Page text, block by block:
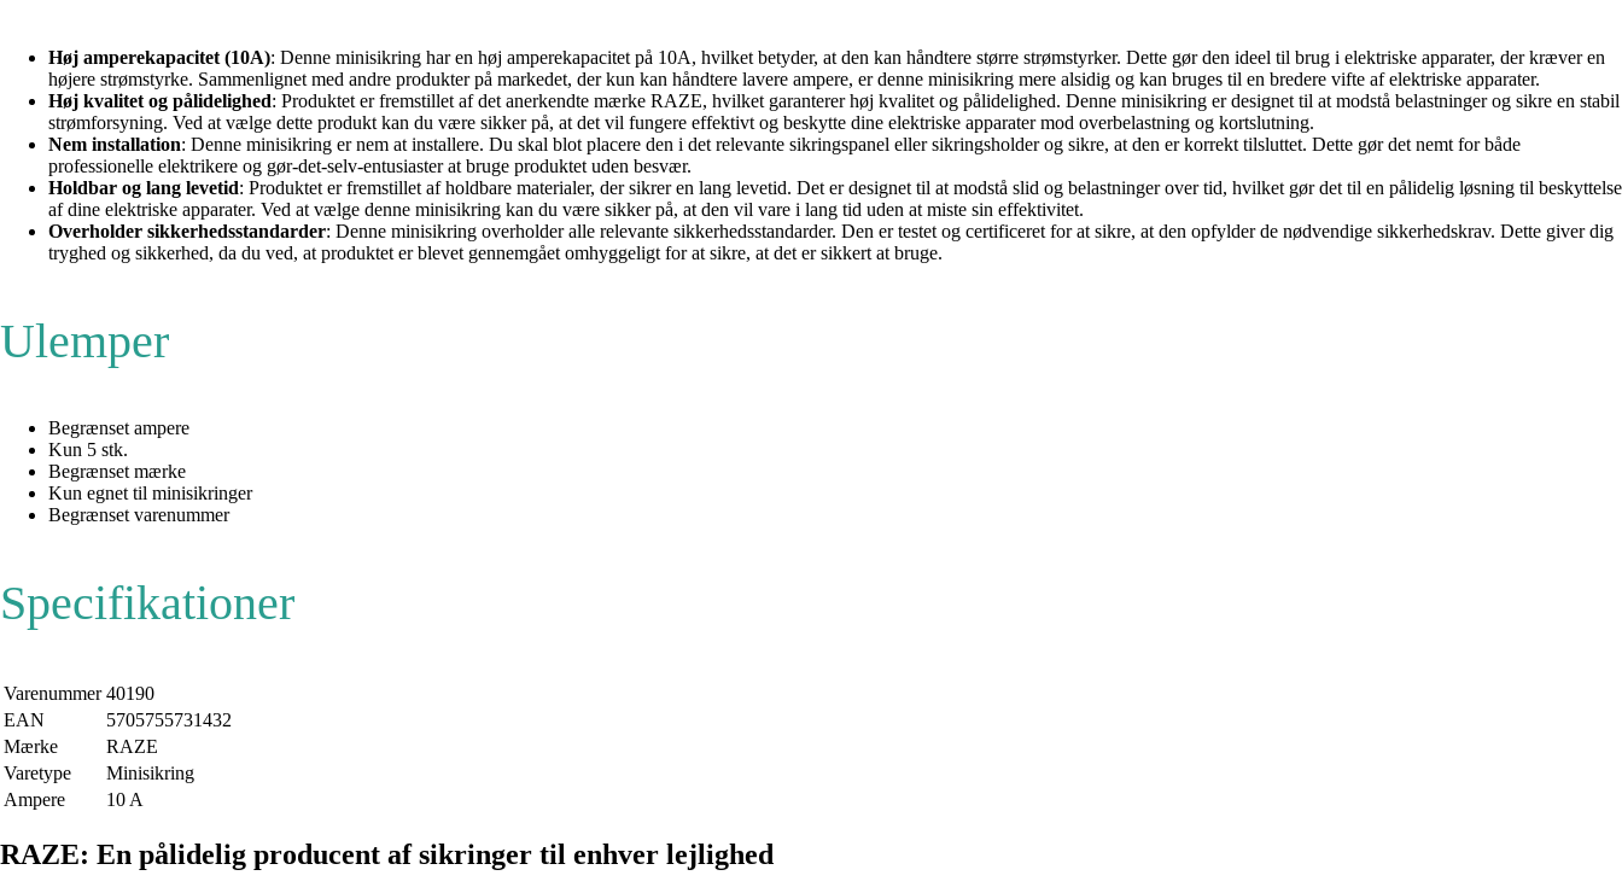
Høj amperekapacitet (10A): Denne minisikring har en høj amperekapacitet på 10A, hvilket betyder, at den kan håndtere større strømstyrker. Dette gør den ideel til brug i elektriske apparater, der kræver en
højere strømstyrke. Sammenlignet med andre produkter på markedet, der kun kan håndtere lavere ampere, er denne minisikring mere alsidig og kan bruges til en bredere vifte af elektriske apparater.
Høj kvalitet og pålidelighed: Produktet er fremstillet af det anerkendte mærke RAZE, hvilket garanterer høj kvalitet og pålidelighed. Denne minisikring er designet til at modstå belastninger og sikre en stabil
strømforsyning. Ved at vælge dette produkt kan du være sikker på, at det vil fungere effektivt og beskytte dine elektriske apparater mod overbelastning og kortslutning.
Nem installation: Denne minisikring er nem at installere. Du skal blot placere den i det relevante sikringspanel eller sikringsholder og sikre, at den er korrekt tilsluttet. Dette gør det nemt for både
professionelle elektrikere og gør-det-selv-entusiaster at bruge produktet uden besvær.
Holdbar og lang levetid: Produktet er fremstillet af holdbare materialer, der sikrer en lang levetid. Det er designet til at modstå slid og belastninger over tid, hvilket gør det til en pålidelig løsning til beskyttelse
af dine elektriske apparater. Ved at vælge denne minisikring kan du være sikker på, at den vil vare i lang tid uden at miste sin effektivitet.
Overholder sikkerhedsstandarder: Denne minisikring overholder alle relevante sikkerhedsstandarder. Den er testet og certificeret for at sikre, at den opfylder de nødvendige sikkerhedskrav. Dette giver dig
tryghed og sikkerhed, da du ved, at produktet er blevet gennemgået omhyggeligt for at sikre, at det er sikkert at bruge.
Ulemper
Begrænset ampere
Kun 5 stk.
Begrænset mærke
Kun egnet til minisikringer
Begrænset varenummer
Specifikationer
Varenummer 40190
EAN
5705755731432
Mærke
RAZE
Varetype
Minisikring
Ampere
10 A
RAZE: En pålidelig producent af sikringer til enhver lejlighed